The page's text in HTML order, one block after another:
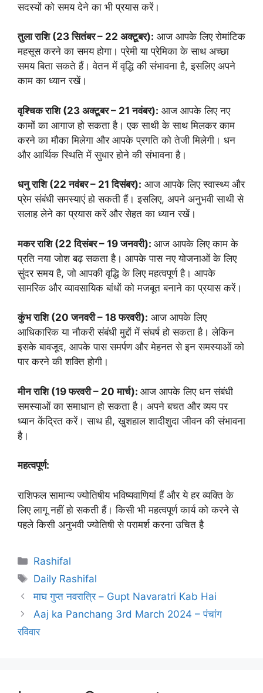
सदस्यों को समय देने का भी प्रयास करें।
तुला राशि (23 सितंबर – 22 अक्टूबर): आज आपके लिए रोमांटिक
महसूस करने का समय होगा। प्रेमी या प्रेमिका के साथ अच्छा
समय बिता सकते हैं। वेतन में वृद्धि की संभावना है, इसलिए अपने
काम का ध्यान रखें।
वृश्चिक राशि (23 अक्टूबर – 21 नवंबर): आज आपके लिए नए
कामों का आगाज हो सकता है। एक साथी के साथ मिलकर काम
करने का मौका मिलेगा और आपके प्रगति को तेजी मिलेगी। धन
और आर्थिक स्थिति में सुधार होने की संभावना है।
धनु राशि (22 नवंबर – 21 दिसंबर): आज आपके लिए स्वास्थ्य और
प्रेम संबंधी समस्याएं हो सकती हैं। इसलिए, अपने अनुभवी साथी से
सलाह लेने का प्रयास करें और सेहत का ध्यान रखें।
मकर राशि (22 दिसंबर – 19 जनवरी): आज आपके लिए काम के
प्रति नया जोश बढ़ सकता है। आपके पास नए योजनाओं के लिए
सुंदर समय है, जो आपकी वृद्धि के लिए महत्वपूर्ण है। आपके
सामरिक और व्यावसायिक बांधों को मजबूत बनाने का प्रयास करें।
कुंभ राशि (20 जनवरी – 18 फरवरी): आज आपके लिए
आधिकारिक या नौकरी संबंधी मुद्दों में संघर्ष हो सकता है। लेकिन
इसके बावजूद, आपके पास समर्पण और मेहनत से इन समस्याओं को
पार करने की शक्ति होगी।
मीन राशि (19 फरवरी – 20 मार्च): आज आपके लिए धन संबंधी
समस्याओं का समाधान हो सकता है। अपने बचत और व्यय पर
ध्यान केंद्रित करें। साथ ही, खुशहाल शादीशुदा जीवन की संभावना
है।
महत्वपूर्ण:
राशिफल सामान्य ज्योतिषीय भविष्यवाणियां हैं और ये हर व्यक्ति के
लिए लागू नहीं हो सकती हैं। किसी भी महत्वपूर्ण कार्य को करने से
पहले किसी अनुभवी ज्योतिषी से परामर्श करना उचित है
Categories
Rashifal
Tags
Daily Rashifal
माघ गुप्त नवरात्रि – Gupt Navaratri Kab Hai
Aaj ka Panchang 3rd March 2024 – पंचांग
रविवार